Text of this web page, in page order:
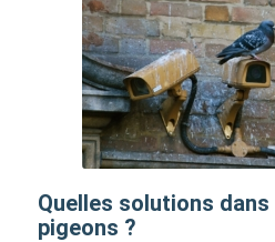
Quelles solutions
pigeons ?